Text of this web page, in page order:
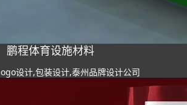
鹏程体育设施材料
设计,包装设计,泰州品牌设计公司